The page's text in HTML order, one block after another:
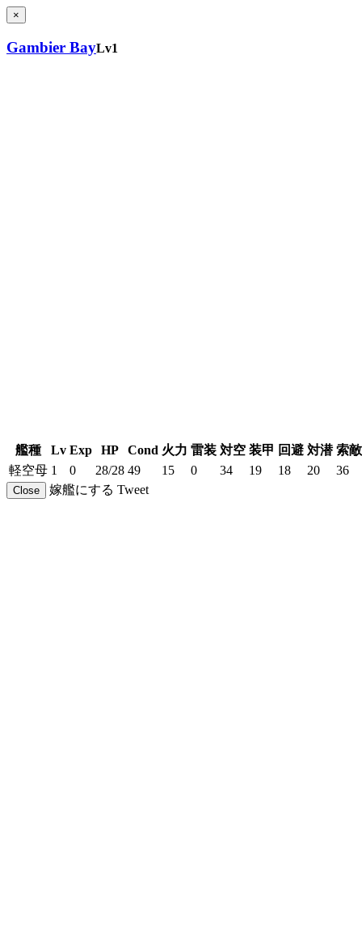
×
Gambier BayLv1
艦種 Lv Exp HP Cond 火力 雷装 対空 装甲 回避 対潜 索敵
軽空母 1 0 28/28 49 15 0 34 19 18 20 36
Close 嫁艦にする Tweet